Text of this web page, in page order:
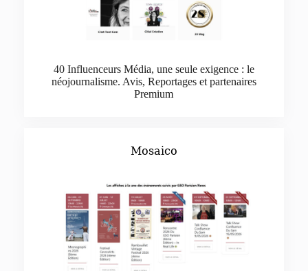
40 Influenceurs Média, une seule exigence : le
néojournalisme. Avis, Reportages et partenaires
Premium
Mosaico